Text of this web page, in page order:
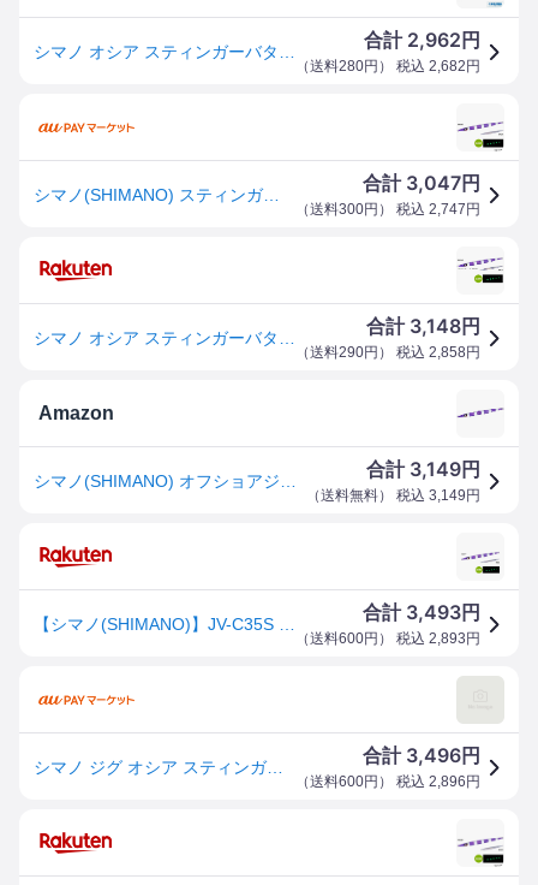
合計 2,962 円
（送料280円 ） 税込 2,682 円
シマノ(SHIMANO) スティンガーバタフライ イージーペブル 350g 020 Sパープルシルバーゼブラグロー JV-C35
合計 3,047円
（送料300円 ） 税込 2,747 円
合計 3,148円
（送料290円 ） 税込 2,858 円
Amazon
合計 3,149円
（送料無料） 税込 3,149 円
合計 3,493円
（送料600円 ） 税込 2,893 円
シマノ ジグ オシア スティンガーバタフライ イージーペブル 350g 020 Sパープルシルバーゼブラグロー JV-C35S
合計 3,496円
（送料600円 ） 税込 2,896 円